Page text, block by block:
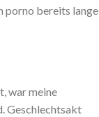
porno bereits lange
war meine
Geschlechtsakt